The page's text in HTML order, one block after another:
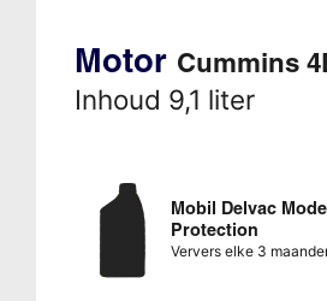
Motor Cummins
Inhoud 9,1 liter
Mobil Delvac
Protection
Ververs elke 3